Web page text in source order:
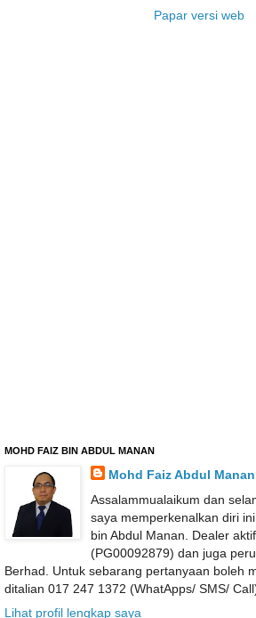
Papar versi web
MOHD FAIZ BIN ABDUL MANAN
Mohd Faiz Abdul Manan
Assalammualaikum dan
saya memperkenalkan diri
bin Abdul Manan. Dealer
(PG00092879) dan juga
Berhad. Untuk sebarang pertanyaan boleh
ditalian 017 247 1372 (WhatApps/ SMS/
Lihat profil lengkap saya